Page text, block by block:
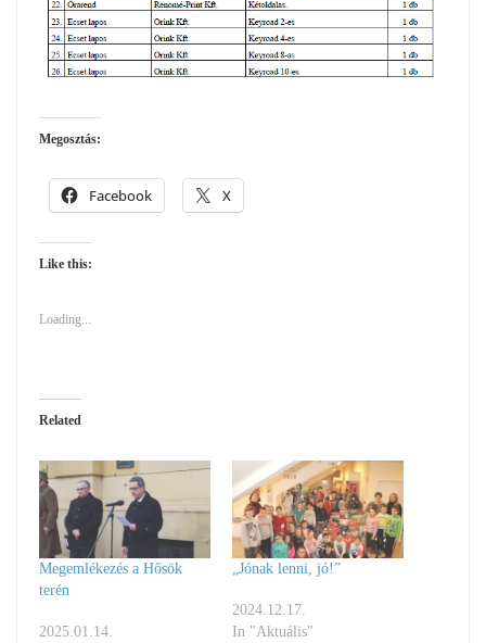
Megosztás:
Facebook X
Like this:
Loading...
Related
Megemlékezés a Hősök
terén
2025.01.14.
„Jónak lenni, jó!”
2024.12.17.
In "Aktuális"